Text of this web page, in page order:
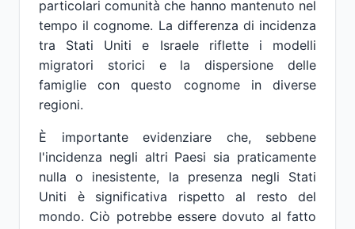
particolari comunità che hanno mantenuto nel
tempo il cognome. La differenza di incidenza
tra Stati Uniti e Israele riflette i modelli
migratori storici e la dispersione delle
famiglie con questo cognome in diverse
regioni.
È importante evidenziare che, sebbene
l'incidenza negli altri Paesi sia praticamente
nulla o inesistente, la presenza negli Stati
Uniti è significativa rispetto al resto del
mondo. Ciò potrebbe essere dovuto al fatto